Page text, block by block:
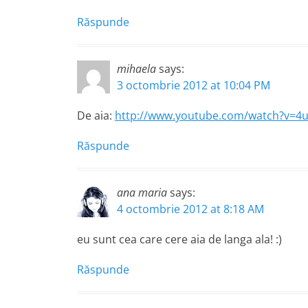
Răspunde
mihaelasays:
3 octombrie 2012 at 10:04 PM
De aia: http://www.youtube.com/
Răspunde
ana mariasays:
4 octombrie 2012 at 8:18 AM
eu sunt cea care cere aia de langa ala! :)
Răspunde